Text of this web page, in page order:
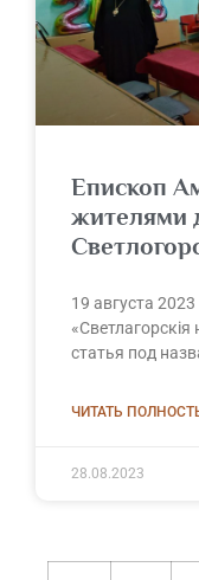
Епископ
жителями
19 августа
статья под
ЧИТАТЬ
28.08.2023